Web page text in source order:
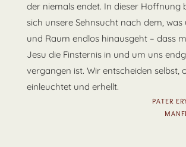
der niemals endet. In dieser Hoffnung
sich unsere Sehnsucht nach dem, was
und Raum endlos hinausgeht – dass
Jesu die Finsternis in und um uns
vergangen ist. Wir entscheiden selbst,
einleuchtet und erhellt.
PATER